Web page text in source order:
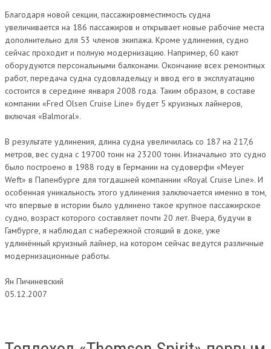
Благодаря новой секции, пассажировместимость судна
увеличивается на 186 пассажиров и открывает новые рабочие места
дополнительно для 53 членов экипажа. Кроме удлинения, судно
сейчас проходит и полную модернизацию. Например, 60 кают
оборудуются персональными балконами. Окончание всех ремонтных
работ, передача судна судовладельцу и ввод его в эксплуатацию
состоится в середине января 2008 года. Таким образом, в составе
компании «Fred Olsen Cruise Line» будет 5 круизных лайнеров,
включая «Balmoral».
В результате удлинения, длина судна увеличилась со 187 на 217,6
метров, вес судна с 19700 тонн на 23200 тонн. Изначально это судно
было построено в 1988 году в Германии на судоверфи «Meyer
Weft» в Папенбурге для тогдашней компаннии «Royal Cruise Line». И
особенная уникальность этого удлинения залключается именно в том,
что впервые в истории было удлинено такое крупное пассажирское
судно, возраст которого составляет почти 20 лет. Вчера, будучи в
Гамбурге, я наблюдал с набережной стоящий в доке, уже
удлинённый круизный лайнер, на котором сейчас ведутся различные
модернизационные работы.
Ян Пичиневский
05.12.2007